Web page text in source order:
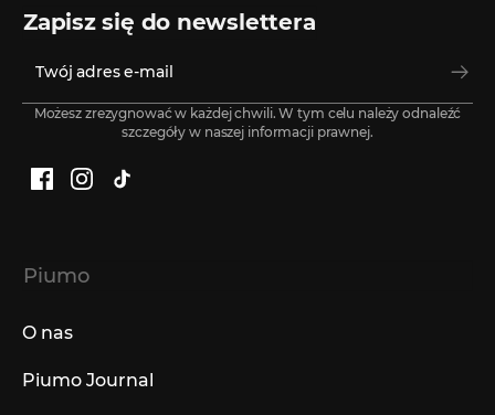
Zapisz się do newslettera
Możesz zrezygnować w każdej chwili. W tym celu należy odnaleźć
szczegóły w naszej informacji prawnej.
Facebook
Instagram
TikTok
Piumo
O nas
Piumo Journal